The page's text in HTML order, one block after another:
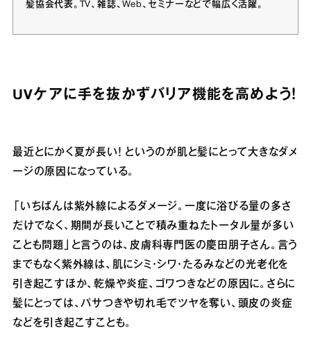
髪協会代表。TV、雑誌、Web、セミナーなどで幅広く活躍。
UVケアに手を抜かずバリア機能を高めよう！
最近とにかく夏が長い！ というのが肌と髪にとって大きなダメ
ージの原因になっている。
「いちばんは紫外線によるダメージ。一度に浴びる量の多さ
だけでなく、期間が長いことで積み重ねたトータル量が多い
ことも問題」と言うのは、皮膚科専門医の慶田朋子さん。言う
までもなく紫外線は、肌にシミ・シワ・たるみなどの光老化を
引き起こすほか、乾燥や炎症、ゴワつきなどの原因に。さらに
髪にとっては、パサつきや切れ毛でツヤを奪い、頭皮の炎症
などを引き起こすことも。